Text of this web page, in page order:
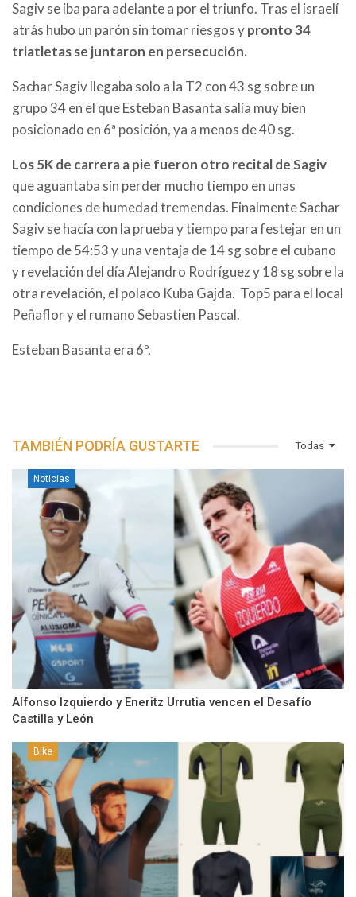
Sagiv se iba para adelante a por el triunfo. Tras el israelí
atrás hubo un parón sin tomar riesgos ypronto 34
triatletas se juntaron en persecución.
Sachar Sagiv llegaba solo a la T2 con 43 sg sobre un
grupo 34 en el que Esteban Basanta salía muy bien
posicionado en 6ª posición, ya a menos de 40 sg.
Los 5K de carrera a pie fueron otro recital de Sagiv
que aguantaba sin perder mucho tiempo en unas
condiciones de humedad tremendas. Finalmente Sachar
Sagiv se hacía con la prueba y tiempo para festejar en un
tiempo de 54:53 y una ventaja de 14 sg sobre el cubano
y revelación del día Alejandro Rodríguez y 18 sg sobre la
otra revelación, el polaco Kuba Gajda. Top5 para el local
Peñaflor y el rumano Sebastien Pascal.
Esteban Basanta era 6º.
Todas
TAMBIÉN PODRÍA GUSTARTE
Noticias
Alfonso Izquierdo y Eneritz Urrutia vencen el Desafío
Castilla y León
Bike